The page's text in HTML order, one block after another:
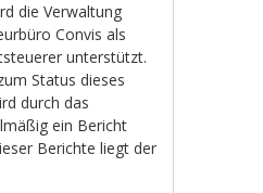
die Verwaltung
Convis als
unterstützt.
Status dieses
durch das
ein Bericht
Berichte liegt der